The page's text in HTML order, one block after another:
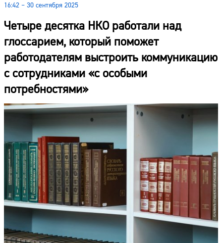
16:42 – 30 сентября 2025
Четыре десятка НКО работали над
глоссарием, который поможет
работодателям выстроить коммуникацию
с сотрудниками «с особыми
потребностями»